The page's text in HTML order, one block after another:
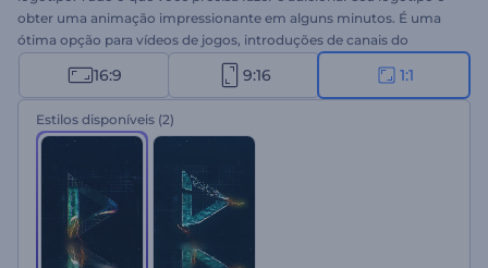
obter uma animação impressionante em alguns minutos. É uma
ótima opção para vídeos de jogos, introduções de canais do
YouTube, trailers, várias introduções e outros e muito mais. Não
hesite em experimentar agora!
16:9 9:16 1:1
Estilos disponíveis (2)